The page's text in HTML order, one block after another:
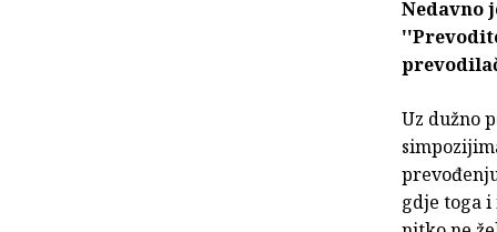
Nedavno
Uz dužno
gdje toga